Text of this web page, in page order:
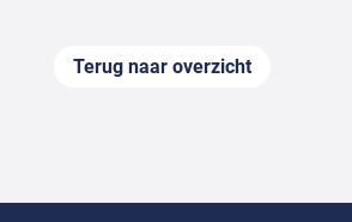
Terug naar overzicht